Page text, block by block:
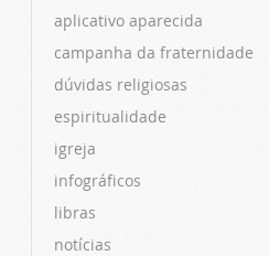
aplicativo aparecida
campanha da fraternidade
dúvidas religiosas
espiritualidade
igreja
infográficos
libras
notícias